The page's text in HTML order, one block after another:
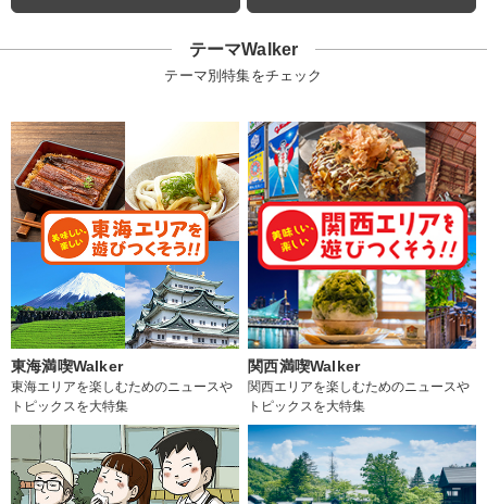
テーマWalker
テーマ別特集をチェック
東海満喫Walker
東海エリアを楽しむためのニュースや
トピックスを大特集
関西満喫Walker
関西エリアを楽しむためのニュースや
トピックスを大特集